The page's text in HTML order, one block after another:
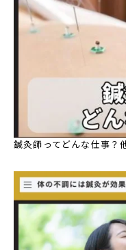
鍼灸師ってどんな仕事？